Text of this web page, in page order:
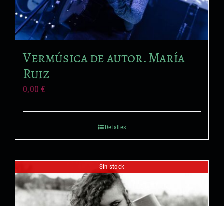
Formación no reglada
Proyectos audiovisuales
Vermúsica de autor. María
Ruiz
0,00 €
Detalles
Sin stock